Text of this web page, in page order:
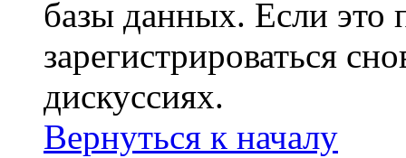
базы данных. Если это
зарегистрироваться
дискуссиях.
Вернуться к началу